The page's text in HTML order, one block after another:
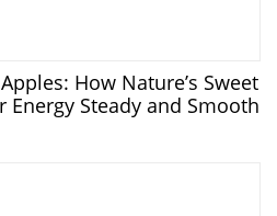
How Nature’s Sweet
Energy Steady and Smooth